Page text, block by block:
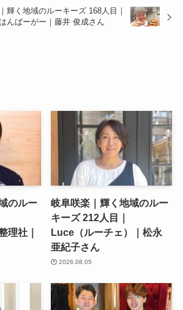
輝く地域のルーキーズ 168人目｜
んばーがー｜藤井 俊成さん
のルー
理社｜
岐阜咲楽｜輝く地域のルー
キーズ 212人目｜
Luce（ルーチェ）｜松永
亜紀子さん
2026.08.05